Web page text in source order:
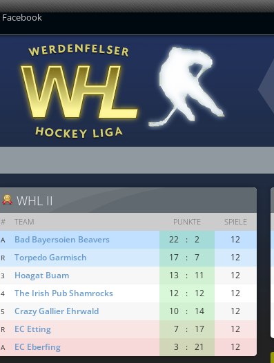
Facebook
WHL II
# TEAM PUNKTE SPIELE
A Bad Bayersoien Beavers 22 : 2 12
R Torpedo Garmisch 17 : 7 12
3 Hoagat Buam 13 : 11 12
4 The Irish Pub Shamrocks 12 : 12 12
5 Crazy Gallier Ehrwald 10 : 14 12
R EC Etting 7 : 17 12
A EC Eberfing 3 : 21 12